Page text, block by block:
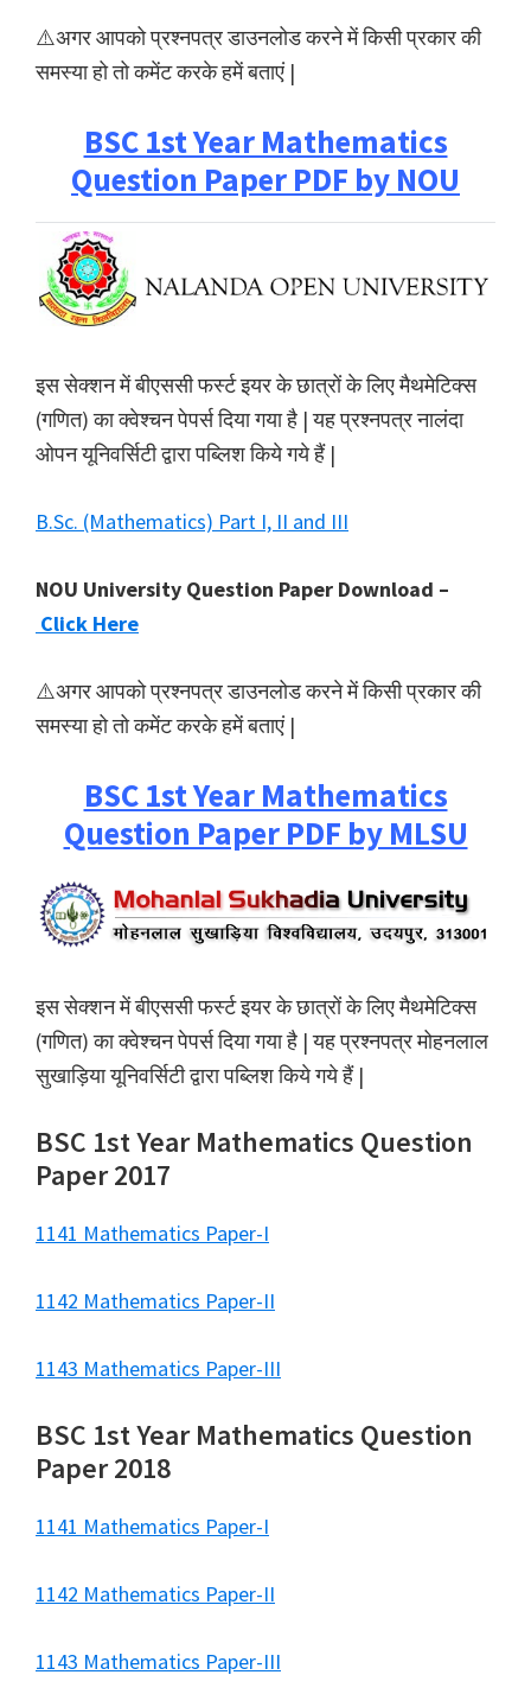
⚠️अगर आपको प्रश्नपत्र डाउनलोड करने में किसी प्रकार की
समस्या हो तो कमेंट करके हमें बताएं |
BSC 1st Year Mathematics
Question Paper PDF by NOU
इस सेक्शन में बीएससी फर्स्ट इयर के छात्रों के लिए मैथमेटिक्स
(गणित) का क्वेश्चन पेपर्स दिया गया है | यह प्रश्नपत्र नालंदा
ओपन यूनिवर्सिटी द्वारा पब्लिश किये गये हैं |
B.Sc. (Mathematics) Part I, II and III
NOU University Question Paper Download –
Click Here
⚠️अगर आपको प्रश्नपत्र डाउनलोड करने में किसी प्रकार की
समस्या हो तो कमेंट करके हमें बताएं |
BSC 1st Year Mathematics
Question Paper PDF by MLSU
इस सेक्शन में बीएससी फर्स्ट इयर के छात्रों के लिए मैथमेटिक्स
(गणित) का क्वेश्चन पेपर्स दिया गया है | यह प्रश्नपत्र मोहनलाल
सुखाड़िया यूनिवर्सिटी द्वारा पब्लिश किये गये हैं |
BSC 1st Year Mathematics Question
Paper 2017
1141 Mathematics Paper-I
1142 Mathematics Paper-II
1143 Mathematics Paper-III
BSC 1st Year Mathematics Question
Paper 2018
1141 Mathematics Paper-I
1142 Mathematics Paper-II
1143 Mathematics Paper-III